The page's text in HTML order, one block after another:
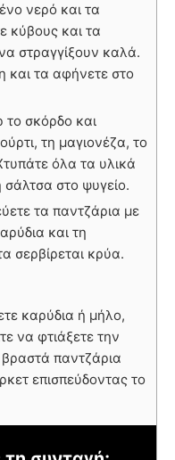
νερό και τα
κύβους και τα
στραγγίξουν καλά.
και τα αφήνετε στο
το σκόρδο και
τη μαγιονέζα, το
όλα τα υλικά
στο ψυγείο.
τα παντζάρια με
και τη
σερβίρεται κρύα.
καρύδια ή μήλο,
να φτιάξετε την
παντζάρια
επισπεύδοντας το